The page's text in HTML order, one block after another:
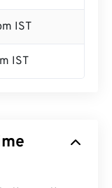
IST
IST